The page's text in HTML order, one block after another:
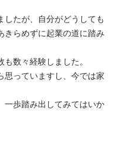
したが、自分がどうしても
きらめずに起業の道に踏み
数々経験しました。
思っていますし、今では家
一歩踏み出してみてはいか